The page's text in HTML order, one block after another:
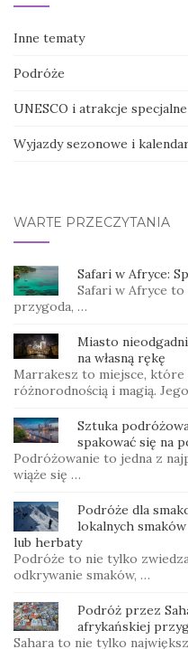
Inne tematy
Podróże
UNESCO i atrakcje
Wyjazdy sezonowe i
WARTE PRZECZYTANIA
Safari w Afryce:
Safari w Afryce
przygoda, …
Miasto
na własną rękę
Marrakesz to miejsce,
różnorodnością i magią.
Sztuka
spakować się na
Podróżowanie to jedna z
wiąże się …
Podróże dla
lokalnych
lub herbaty
Podróże to nie tylko
odkrywanie smaków, …
Podróż przez
afrykańskiej
Sahara to nie tylko